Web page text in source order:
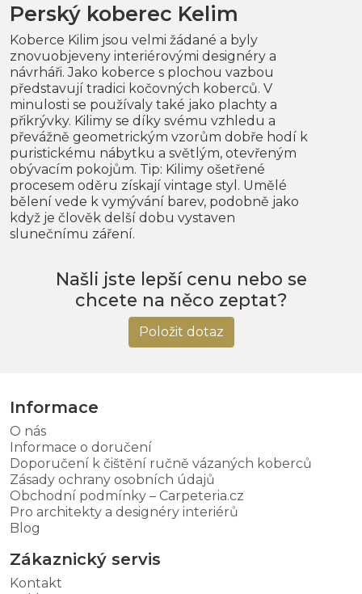
Perský koberec Kelim
Koberce Kilim jsou velmi žádané a byly
znovuobjeveny interiérovými designéry a
návrháři. Jako koberce s plochou vazbou
představují tradici kočovných koberců. V
minulosti se používaly také jako plachty a
přikrývky. Kilimy se díky svému vzhledu a
převážně geometrickým vzorům dobře hodí k
puristickému nábytku a světlým, otevřeným
obývacím pokojům. Tip: Kilimy ošetřené
procesem oděru získají vintage styl. Umělé
bělení vede k vymývání barev, podobně jako
když je člověk delší dobu vystaven
slunečnímu záření.
Našli jste lepší cenu nebo se
chcete na něco zeptat?
Položit dotaz
Informace
O nás
Informace o doručení
Doporučení k čištění ručně vázaných koberců
Zásady ochrany osobních údajů
Obchodní podmínky – Carpeteria.cz
Pro architekty a designéry interiérů
Blog
Zákaznický servis
Kontakt